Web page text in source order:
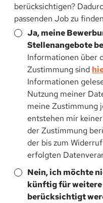
berücksichtigen?
passenden Job zu
Ja, meine
Stellenangebote
Informationen über
Zustimmung sind
Informationen
Nutzung meiner
meine Zustimmung
entstehen mir
der Zustimmung
der bis zum
erfolgten
Nein, ich möchte
künftig für
berücksichtigt